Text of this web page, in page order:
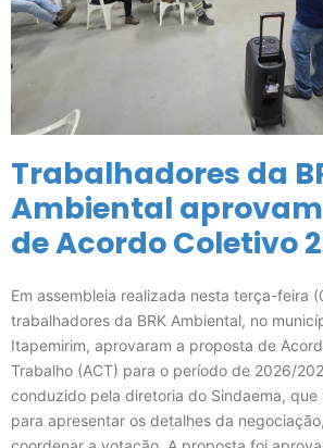
Trabalhadores da
Ambiental
de Acordo Coletivo
Em assembleia realizada nesta terça-feira
trabalhadores da BRK Ambiental, no
Itapemirim, aprovaram a proposta de
Trabalho (ACT) para o período de 2026/
conduzido pela diretoria do Sindaema,
para apresentar os detalhes da